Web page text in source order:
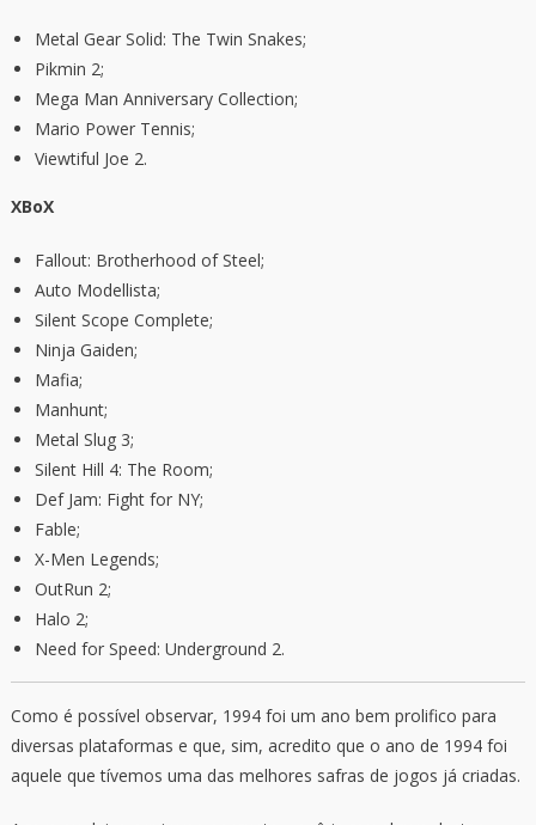
Metal Gear Solid: The Twin Snakes;
Pikmin 2;
Mega Man Anniversary Collection;
Mario Power Tennis;
Viewtiful Joe 2.
XBoX
Fallout: Brotherhood of Steel;
Auto Modellista;
Silent Scope Complete;
Ninja Gaiden;
Mafia;
Manhunt;
Metal Slug 3;
Silent Hill 4: The Room;
Def Jam: Fight for NY;
Fable;
X-Men Legends;
OutRun 2;
Halo 2;
Need for Speed: Underground 2.
Como é possível observar, 1994 foi um ano bem prolifico para
diversas plataformas e que, sim, acredito que o ano de 1994 foi
aquele que tívemos uma das melhores safras de jogos já criadas.